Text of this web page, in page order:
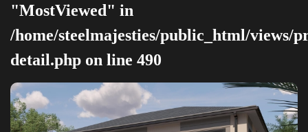
"MostViewed" in
/home/steelmajesties/public_html/views/
detail.php on line 490